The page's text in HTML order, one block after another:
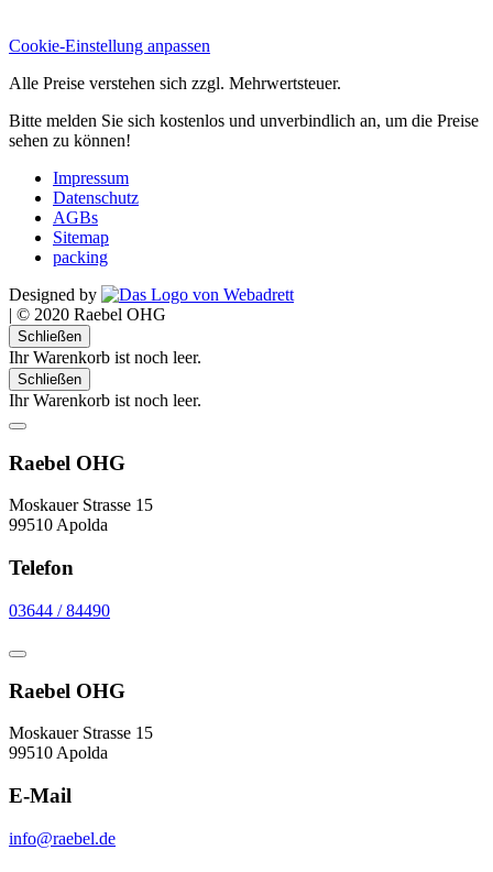
Cookie-Einstellung anpassen
Alle Preise verstehen sich zzgl. Mehrwertsteuer.
Bitte melden Sie sich kostenlos und unverbindlich an, um die Preise
sehen zu können!
Impressum
Datenschutz
AGBs
Sitemap
packing
Designed by
| © 2020 Raebel OHG
Schließen
Ihr Warenkorb ist noch leer.
Schließen
Ihr Warenkorb ist noch leer.
Raebel OHG
Moskauer Strasse 15
99510 Apolda
Telefon
03644 / 84490
Raebel OHG
Moskauer Strasse 15
99510 Apolda
E-Mail
info@raebel.de